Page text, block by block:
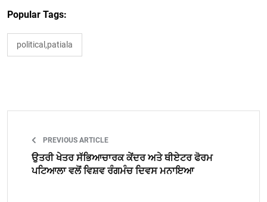
Popular Tags:
political,patiala
PREVIOUS ARTICLE
ਉਤਰੀ ਖੇਤਰ ਸੱਭਿਆਚਾਰਕ ਕੇਂਦਰ ਅਤੇ ਥੀਏਟਰ ਫੋਰਮ
ਪਟਿਆਲਾ ਵਲੋਂ ਵਿਸ਼ਵ ਰੰਗਮੰਚ ਦਿਵਸ ਮਨਾਇਆ